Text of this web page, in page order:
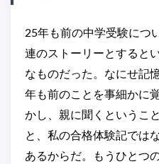
25年も前の中学受験につ
連のストーリーとすると
なものだった。なにせ記
年も前のことを事細かに
かし、親に聞くというこ
と、私の合格体験記では
あるからだ。もうひとつ